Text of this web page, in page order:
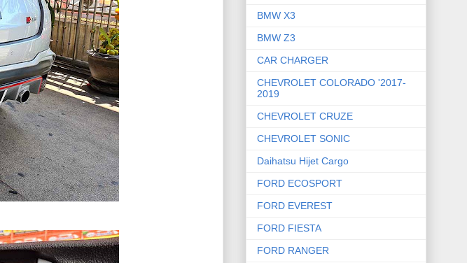
BMW X3
BMW Z3
CAR CHARGER
CHEVROLET COLORADO '2017-
2019
CHEVROLET CRUZE
CHEVROLET SONIC
Daihatsu Hijet Cargo
FORD ECOSPORT
FORD EVEREST
FORD FIESTA
FORD RANGER